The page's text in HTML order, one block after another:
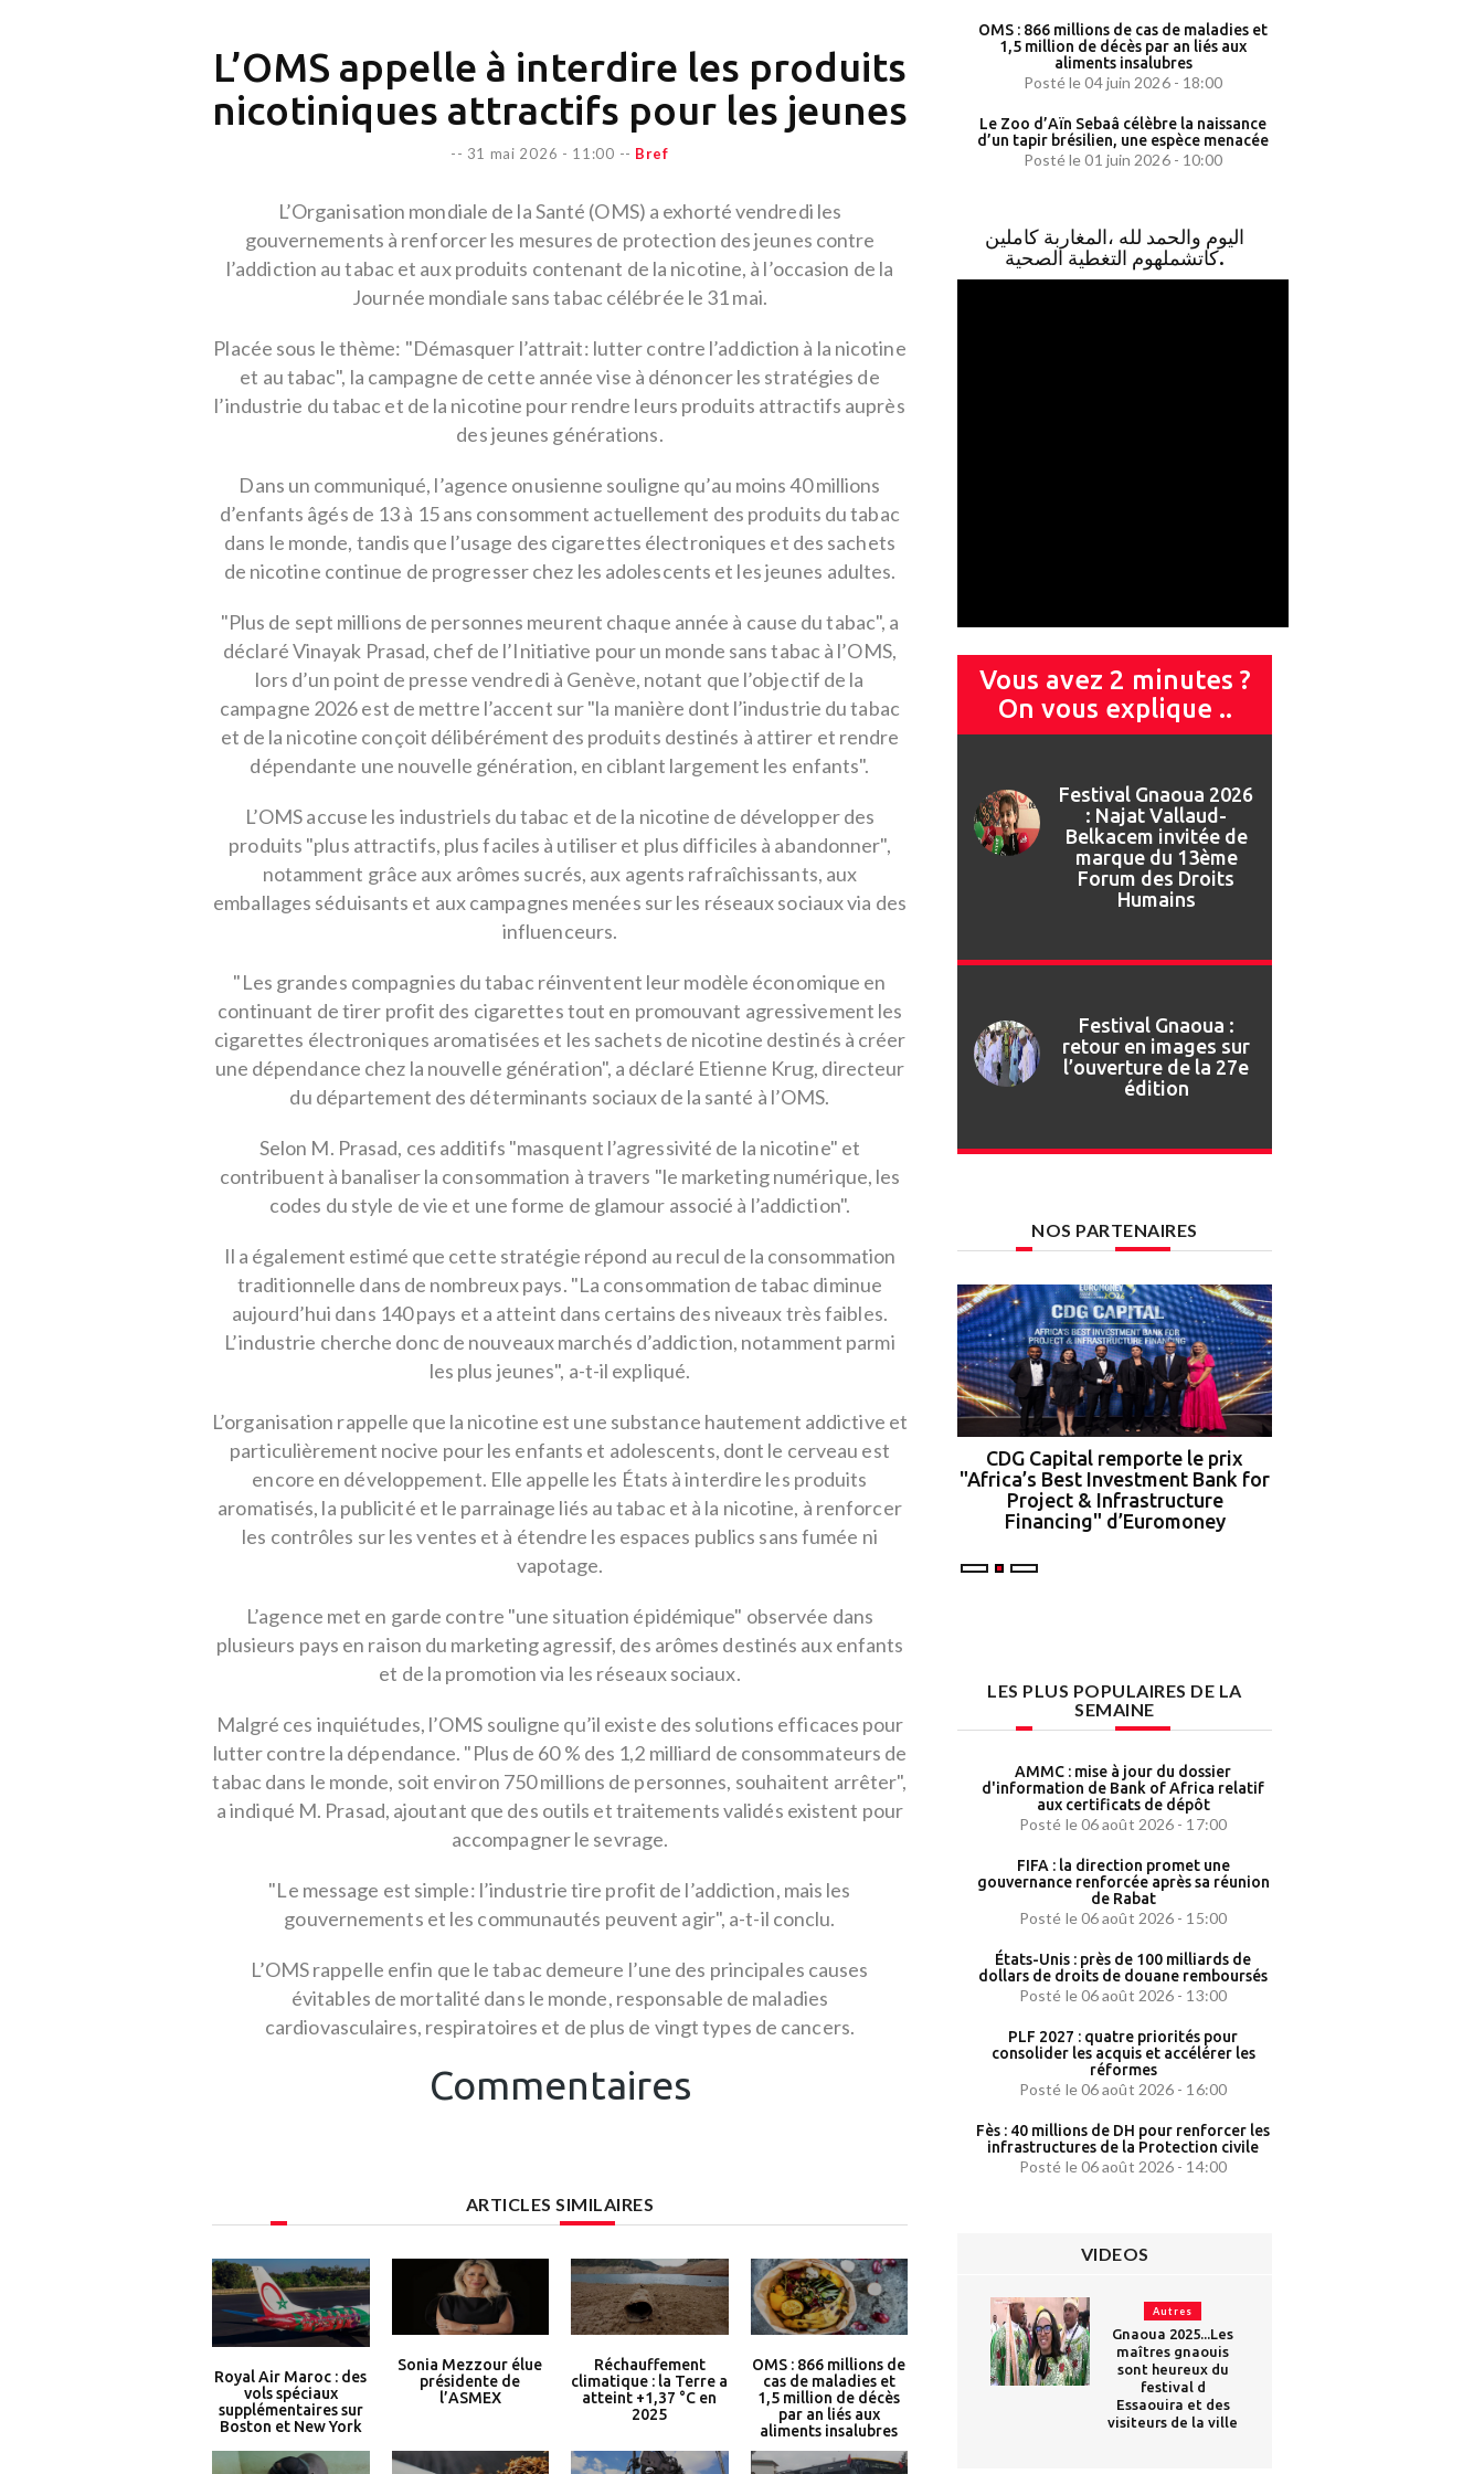
L’OMS appelle à interdire les produits
nicotiniques attractifs pour les jeunes
-- 31 mai 2026 - 11:00 -- Bref
L’Organisation mondiale de la Santé (OMS) a exhorté vendredi les
gouvernements à renforcer les mesures de protection des jeunes contre
l’addiction au tabac et aux produits contenant de la nicotine, à l’occasion de la
Journée mondiale sans tabac célébrée le 31 mai.
Placée sous le thème: "Démasquer l’attrait: lutter contre l’addiction à la nicotine
et au tabac", la campagne de cette année vise à dénoncer les stratégies de
l’industrie du tabac et de la nicotine pour rendre leurs produits attractifs auprès
des jeunes générations.
Dans un communiqué, l’agence onusienne souligne qu’au moins 40 millions
d’enfants âgés de 13 à 15 ans consomment actuellement des produits du tabac
dans le monde, tandis que l’usage des cigarettes électroniques et des sachets
de nicotine continue de progresser chez les adolescents et les jeunes adultes.
"Plus de sept millions de personnes meurent chaque année à cause du tabac", a
déclaré Vinayak Prasad, chef de l’Initiative pour un monde sans tabac à l’OMS,
lors d’un point de presse vendredi à Genève, notant que l’objectif de la
campagne 2026 est de mettre l’accent sur "la manière dont l’industrie du tabac
et de la nicotine conçoit délibérément des produits destinés à attirer et rendre
dépendante une nouvelle génération, en ciblant largement les enfants".
L’OMS accuse les industriels du tabac et de la nicotine de développer des
produits "plus attractifs, plus faciles à utiliser et plus difficiles à abandonner",
notamment grâce aux arômes sucrés, aux agents rafraîchissants, aux
emballages séduisants et aux campagnes menées sur les réseaux sociaux via des
influenceurs.
"Les grandes compagnies du tabac réinventent leur modèle économique en
continuant de tirer profit des cigarettes tout en promouvant agressivement les
cigarettes électroniques aromatisées et les sachets de nicotine destinés à créer
une dépendance chez la nouvelle génération", a déclaré Etienne Krug, directeur
du département des déterminants sociaux de la santé à l’OMS.
Selon M. Prasad, ces additifs "masquent l’agressivité de la nicotine" et
contribuent à banaliser la consommation à travers "le marketing numérique, les
codes du style de vie et une forme de glamour associé à l’addiction".
Il a également estimé que cette stratégie répond au recul de la consommation
traditionnelle dans de nombreux pays. "La consommation de tabac diminue
aujourd’hui dans 140 pays et a atteint dans certains des niveaux très faibles.
L’industrie cherche donc de nouveaux marchés d’addiction, notamment parmi
les plus jeunes", a-t-il expliqué.
L’organisation rappelle que la nicotine est une substance hautement addictive et
particulièrement nocive pour les enfants et adolescents, dont le cerveau est
encore en développement. Elle appelle les États à interdire les produits
aromatisés, la publicité et le parrainage liés au tabac et à la nicotine, à renforcer
les contrôles sur les ventes et à étendre les espaces publics sans fumée ni
vapotage.
L’agence met en garde contre "une situation épidémique" observée dans
plusieurs pays en raison du marketing agressif, des arômes destinés aux enfants
et de la promotion via les réseaux sociaux.
Malgré ces inquiétudes, l’OMS souligne qu’il existe des solutions efficaces pour
lutter contre la dépendance. "Plus de 60 % des 1,2 milliard de consommateurs de
tabac dans le monde, soit environ 750 millions de personnes, souhaitent arrêter",
a indiqué M. Prasad, ajoutant que des outils et traitements validés existent pour
accompagner le sevrage.
"Le message est simple: l’industrie tire profit de l’addiction, mais les
gouvernements et les communautés peuvent agir", a-t-il conclu.
L’OMS rappelle enfin que le tabac demeure l’une des principales causes
évitables de mortalité dans le monde, responsable de maladies
cardiovasculaires, respiratoires et de plus de vingt types de cancers.
Commentaires
ARTICLES SIMILAIRES
Royal Air Maroc : des
vols spéciaux
supplémentaires sur
Boston et New York
Sonia Mezzour élue
présidente de
l’ASMEX
Réchauffement
climatique : la Terre a
atteint +1,37 °C en
2025
OMS : 866 millions de
cas de maladies et
1,5 million de décès
par an liés aux
aliments insalubres
OMS : 866 millions de cas de maladies et
1,5 million de décès par an liés aux
aliments insalubres
Posté le 04 juin 2026 - 18:00
Le Zoo d’Aïn Sebaâ célèbre la naissance
d’un tapir brésilien, une espèce menacée
Posté le 01 juin 2026 - 10:00
اليوم والحمد لله ،المغاربة كاملين
كاتشملهوم التغطية الصحية.
Vous avez 2 minutes ?
On vous explique ..
Festival Gnaoua 2026
: Najat Vallaud-
Belkacem invitée de
marque du 13ème
Forum des Droits
Humains
Festival Gnaoua :
retour en images sur
l’ouverture de la 27e
édition
NOS PARTENAIRES
Rabat : le campus de l'UM6P
accueille la 2ᵉ cohorte du
programme LEAD
CDG Capital remporte le prix
"Africa’s Best Investment Bank for
Project & Infrastructure
Financing" d’Euromoney
LES PLUS POPULAIRES DE LA
SEMAINE
AMMC : mise à jour du dossier
d'information de Bank of Africa relatif
aux certificats de dépôt
Posté le 06 août 2026 - 17:00
FIFA : la direction promet une
gouvernance renforcée après sa réunion
de Rabat
Posté le 06 août 2026 - 15:00
États-Unis : près de 100 milliards de
dollars de droits de douane remboursés
Posté le 06 août 2026 - 13:00
PLF 2027 : quatre priorités pour
consolider les acquis et accélérer les
réformes
Posté le 06 août 2026 - 16:00
Fès : 40 millions de DH pour renforcer les
infrastructures de la Protection civile
Posté le 06 août 2026 - 14:00
VIDEOS
Autres
Gnaoua 2025...Les
maîtres gnaouis
sont heureux du
festival d
Essaouira et des
visiteurs de la ville